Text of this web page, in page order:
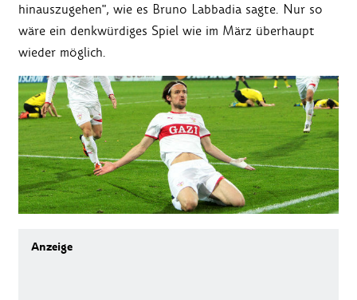
hinauszugehen", wie es Bruno Labbadia sagte. Nur so
wäre ein denkwürdiges Spiel wie im März überhaupt
wieder möglich.